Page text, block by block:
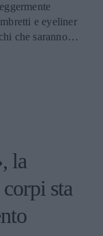
e eyeliner
che saranno
la
sta